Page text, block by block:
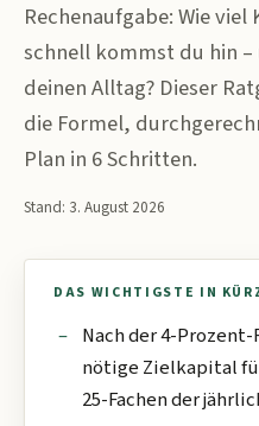
Rechenaufgabe: Wie
schnell kommst du hin
deinen Alltag? Dieser
die Formel,
Plan in 6 Schritten.
Stand: 3. August 2026
DAS WICHTIGSTE IN
Nach der 4-
nötige Zielkapital
25-Fachen der